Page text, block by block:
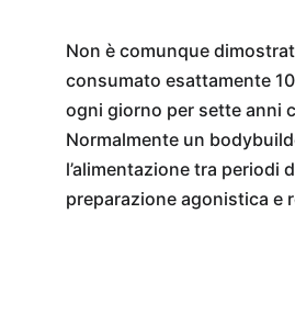
Non è comunque
consumato esattamente
ogni giorno per sette anni
Normalmente un
l’alimentazione tra periodi
preparazione agonistica e